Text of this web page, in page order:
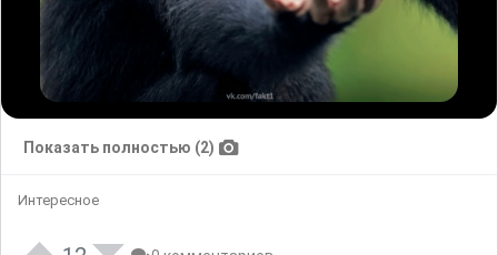
Показать полностью (2)
Интересное